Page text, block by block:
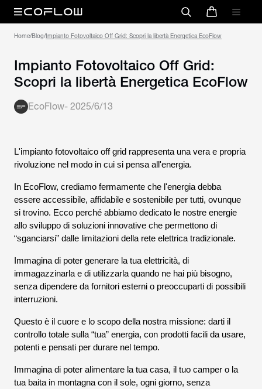
Home/Blog/Impianto Fotovoltaico Off Grid: Scopri la libertà Energetica EcoFlow
Impianto Fotovoltaico Off Grid:
Scopri la libertà Energetica EcoFlow
EcoFlow- 2025/6/13
L'impianto fotovoltaico off grid rappresenta una vera e propria
rivoluzione nel modo in cui si pensa all'energia.
In EcoFlow, crediamo fermamente che l'energia debba
essere accessibile, affidabile e sostenibile per tutti, ovunque
si trovino. Ecco perché abbiamo dedicato le nostre energie
allo sviluppo di soluzioni innovative che permettono di
“sganciarsi” dalle limitazioni della rete elettrica tradizionale.
Immagina di poter generare la tua elettricità, di
immagazzinarla e di utilizzarla quando ne hai più bisogno,
senza dipendere da fornitori esterni o preoccuparti di possibili
interruzioni.
Questo è il cuore e lo scopo della nostra missione: darti il
controllo totale sulla “tua” energia, con prodotti facili da usare,
potenti e pensati per durare nel tempo.
Immagina di poter alimentare la tua casa, il tuo camper o la
tua baita in montagna con il sole, ogni giorno, senza